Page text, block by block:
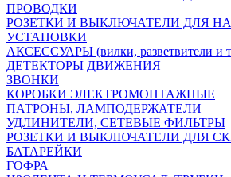
ПРОВОДКИ
РОЗЕТКИ И ВЫКЛЮЧАТЕЛИ ДЛЯ
УСТАНОВКИ
АКСЕССУАРЫ (вилки, разветвители и
ДЕТЕКТОРЫ ДВИЖЕНИЯ
ЗВОНКИ
КОРОБКИ ЭЛЕКТРОМОНТАЖНЫЕ
ПАТРОНЫ, ЛАМПОДЕРЖАТЕЛИ
УДЛИНИТЕЛИ, СЕТЕВЫЕ ФИЛЬТРЫ
РОЗЕТКИ И ВЫКЛЮЧАТЕЛИ ДЛЯ
БАТАРЕЙКИ
ГОФРА